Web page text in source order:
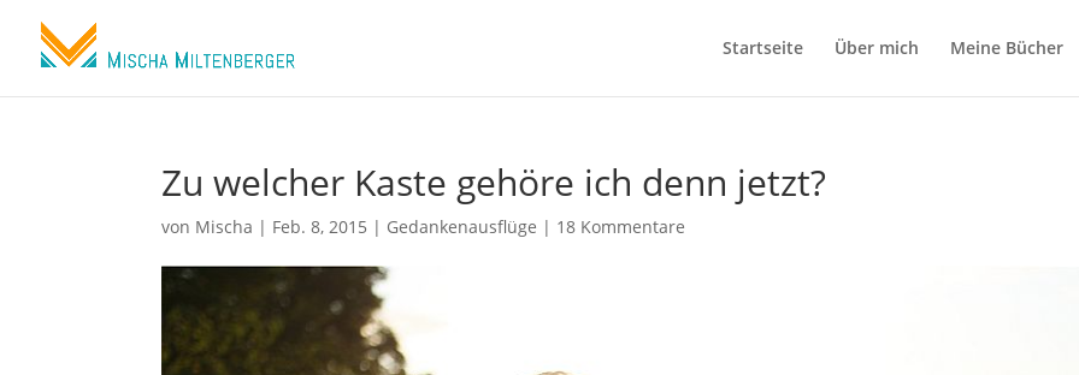
Startseite Über mich Meine Bücher
Zu welcher Kaste gehöre ich denn jetzt?
von Mischa | Feb. 8, 2015 | Gedankenausflüge | 18 Kommentare